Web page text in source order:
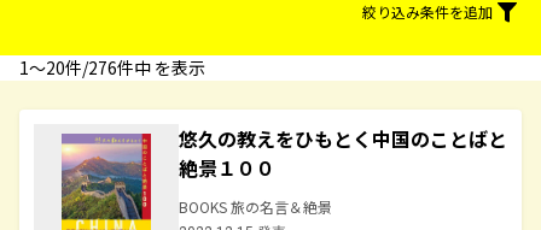
絞り込み条件を追加
1〜20件/276件中 を表示
悠久の教えをひもとく中国のことばと
絶景１００
BOOKS 旅の名言＆絶景